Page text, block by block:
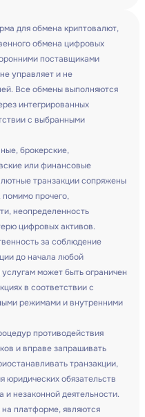
для обмена криптовалют,
обмена цифровых
поставщиками
управляет и не
Все обмены выполняются
интегрированных
с выбранными
брокерские,
или финансовые
транзакции сопряжены
прочего,
неопределенность
цифровых активов.
за соблюдение
до начала любой
может быть ограничен
в соответствии с
режимами и внутренними
противодействия
и вправе запрашивать
транзакции,
юридических обязательств
незаконной деятельности.
платформе, являются